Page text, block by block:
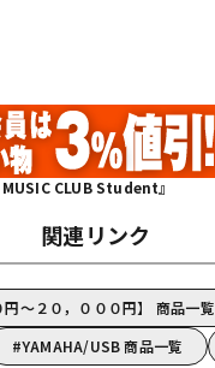
CLUB Student』
関連リンク
～２０，０００円】 商品一覧
YAMAHA/USB 商品一覧